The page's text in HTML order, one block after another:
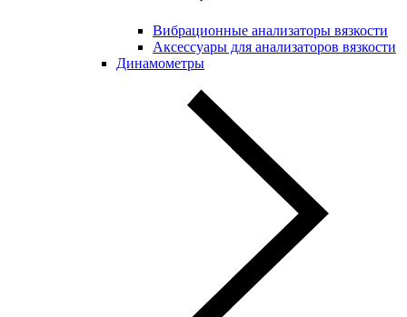
Вибрационные анализаторы вязкости
Аксессуары для анализаторов вязкости
Динамометры